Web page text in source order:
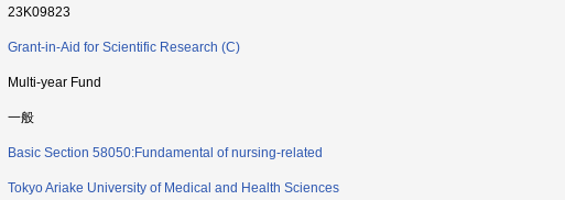
23K09823
Grant-in-Aid for Scientific Research (C)
Multi-year Fund
一般
Basic Section 58050:Fundamental of nursing-related
Tokyo Ariake University of Medical and Health Sciences